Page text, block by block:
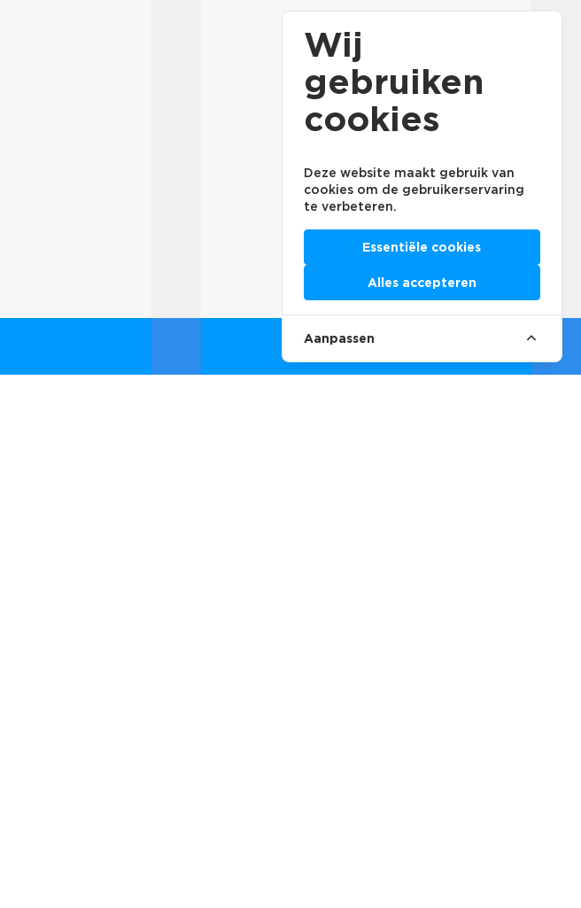
Wij
gebruiken
cookies
Deze website maakt gebruik van
cookies om de gebruikerservaring
te verbeteren.
Essentiële cookies
Alles accepteren
Aanpassen